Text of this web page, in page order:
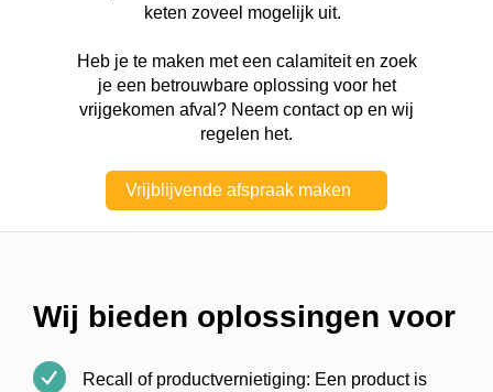
keten zoveel mogelijk uit.
Heb je te maken met een calamiteit en zoek
je een betrouwbare oplossing voor het
vrijgekomen afval? Neem contact op en wij
regelen het.
Vrijblijvende afspraak maken
Wij bieden oplossingen voor
Recall of productvernietiging: Een product is